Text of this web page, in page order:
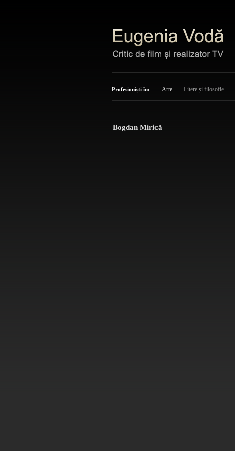
Profesioniști în: Arte Litere și filosofie
Bogdan Mirică